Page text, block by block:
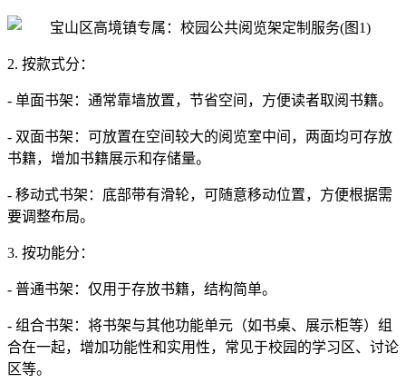
2. 按款式分：
- 单面书架：通常靠墙放置，节省空间，方便读者取阅书籍。
- 双面书架：可放置在空间较大的阅览室中间，两面均可存放
书籍，增加书籍展示和存储量。
- 移动式书架：底部带有滑轮，可随意移动位置，方便根据需
要调整布局。
3. 按功能分：
- 普通书架：仅用于存放书籍，结构简单。
- 组合书架：将书架与其他功能单元（如书桌、展示柜等）组
合在一起，增加功能性和实用性，常见于校园的学习区、讨论
区等。